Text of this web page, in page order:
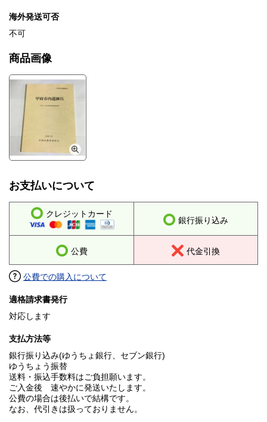
海外発送可否
不可
商品画像
お支払いについて
クレジットカード
銀行振り込み
公費 代金引換
公費での購入について
適格請求書発行
対応します
支払方法等
銀行振り込み(ゆうちょ銀行、セブン銀行)
ゆうちょう振替
送料・振込手数料はご負担願います。
ご入金後 速やかに発送いたします。
公費の場合は後払いで結構です。
なお、代引きは扱っておりません。